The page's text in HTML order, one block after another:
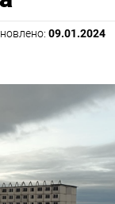
09.01.2024